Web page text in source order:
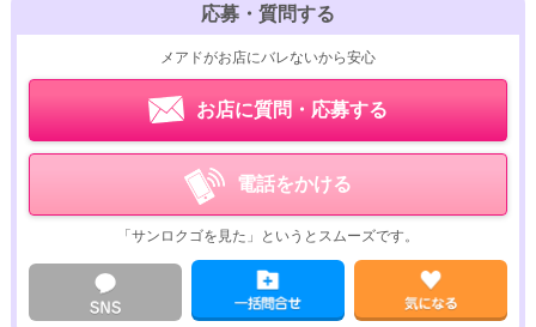
○o｡｡o○ヘルスサービスのない高級マッサージ求人○o｡｡o○
料金からもわかるように、当店は激安風俗店ではありません。
会話やリラクゼーションでくつろいでいただくことを目的とした高級エス
テマッサージのお店です。
ヘルスサービスは一切ありませんが、高級店なのでセラピストさんへのバ
○o｡｡o○芸能人・著名人のお客様も多数○o｡｡o○
大手芸能事務所、財界、スポーツ業界などにもパイプを持っているので、
有名芸能人や著名人のお客様もご利用になります。
○o｡｡o○たくさんの優良会員様がご来店○o｡｡o○
高収入の条件である「集客力」もばっちりです♪
応募・質問する
メアドがお店にバレないから安心
お店に質問・応募する
電話をかける
「サンロクゴを見た」というとスムーズです。